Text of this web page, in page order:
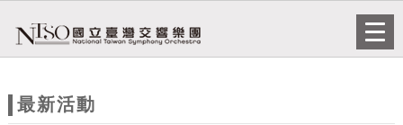
站最新活動